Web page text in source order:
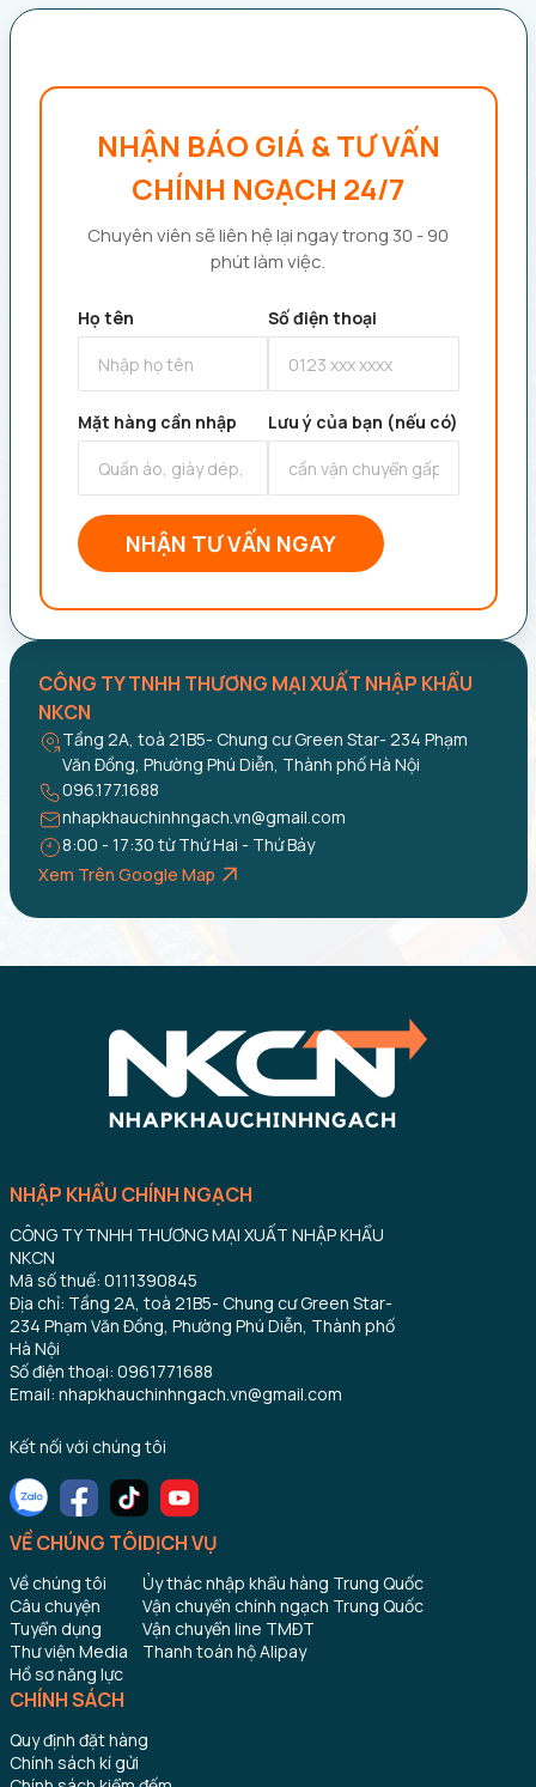
CÔNG TY TNHH THƯƠNG MẠI XUẤT NHẬP KHẨU
NKCN
Tầng 2A, toà 21B5- Chung cư Green Star- 234 Phạm
Văn Đồng, Phường Phú Diễn, Thành phố Hà Nội
096.177.1688
nhapkhauchinhngach.vn@gmail.com
8:00 - 17:30 từ Thứ Hai - Thứ Bảy
Xem Trên Google Map
NHẬN BÁO GIÁ & TƯ VẤN
CHÍNH NGẠCH 24/7
Chuyên viên sẽ liên hệ lại ngay trong 30 - 90
phút làm việc.
Họ tên Số điện thoại
Mặt hàng cần nhập Lưu ý của bạn (nếu có)
NHẬN TƯ VẤN NGAY
NHẬP KHẨU CHÍNH NGẠCH
CÔNG TY TNHH THƯƠNG MẠI XUẤT NHẬP KHẨU
NKCN
Mã số thuế: 0111390845
Địa chỉ: Tầng 2A, toà 21B5- Chung cư Green Star-
234 Phạm Văn Đồng, Phường Phú Diễn, Thành phố
Hà Nội
Số điện thoại: 0961771688
Email: nhapkhauchinhngach.vn@gmail.com
Kết nối với chúng tôi
VỀ CHÚNG TÔI
Về chúng tôi
Câu chuyện
Tuyển dụng
Thư viện Media
Hồ sơ năng lực
DỊCH VỤ
Ủy thác nhập khẩu hàng Trung Quốc
Vận chuyển chính ngạch Trung Quốc
Vận chuyển line TMĐT
Thanh toán hộ Alipay
CHÍNH SÁCH
Quy định đặt hàng
Chính sách kí gửi